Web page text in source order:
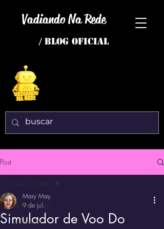
Vadiando Na Rede
/ BLOG OFICIAL
Post
Todos os posts
interessante
Simulador de Voo Do
Mary May
9 de jul.